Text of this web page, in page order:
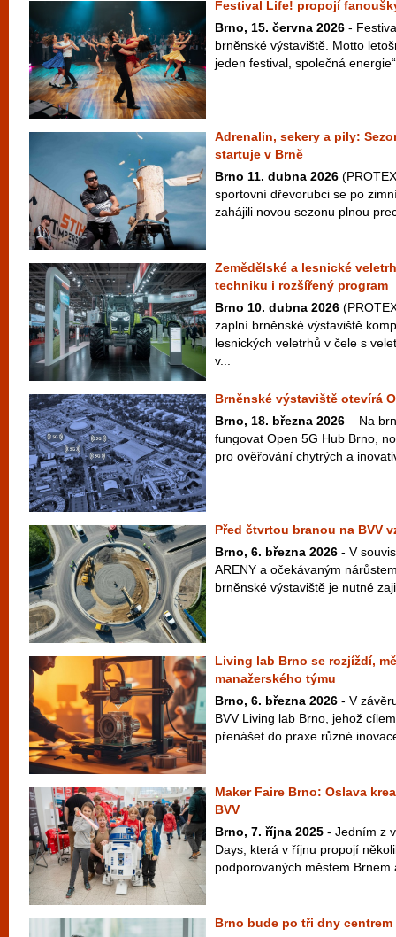
Festival Life! propojí
Brno, 15. června 2026 -
brněnské výstaviště. Motto
jeden festival, společná
Adrenalin, sekery a pily:
startuje v Brně
Brno 11. dubna 2026
sportovní dřevorubci se po
zahájili novou sezonu plnou
Zemědělské a lesnické
techniku i rozšířený program
Brno 10. dubna 2026
zaplní brněnské výstaviště
lesnických veletrhů v čele s
v...
Brněnské výstaviště otevírá
Brno, 18. března 2026 – Na
fungovat Open 5G Hub Brno,
pro ověřování chytrých a
Před čtvrtou branou na BVV
Brno, 6. března 2026 - V
ARENY a očekávaným
brněnské výstaviště je nutné
Living lab Brno se rozjíždí,
manažerského týmu
Brno, 6. března 2026 - V
BVV Living lab Brno, jehož
přenášet do praxe různé
Maker Faire Brno: Oslava
BVV
Brno, 7. října 2025 - Jedním z
Days, která v říjnu propojí
podporovaných městem Brnem
Brno bude po tři dny